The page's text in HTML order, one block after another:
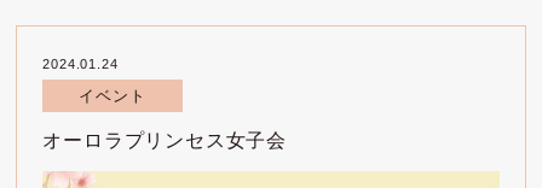
2024.01.24
イベント
オーロラプリンセス女子会